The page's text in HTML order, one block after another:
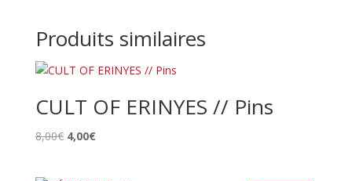
Produits similaires
CULT OF ERINYES // Pins
8,00€ Le
4,00€Le